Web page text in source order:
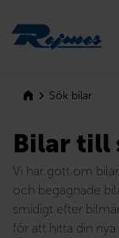
Sök bilar
Bilar till
Vi har gott om
och begagnade
smidigt efter
för att hitta din nya